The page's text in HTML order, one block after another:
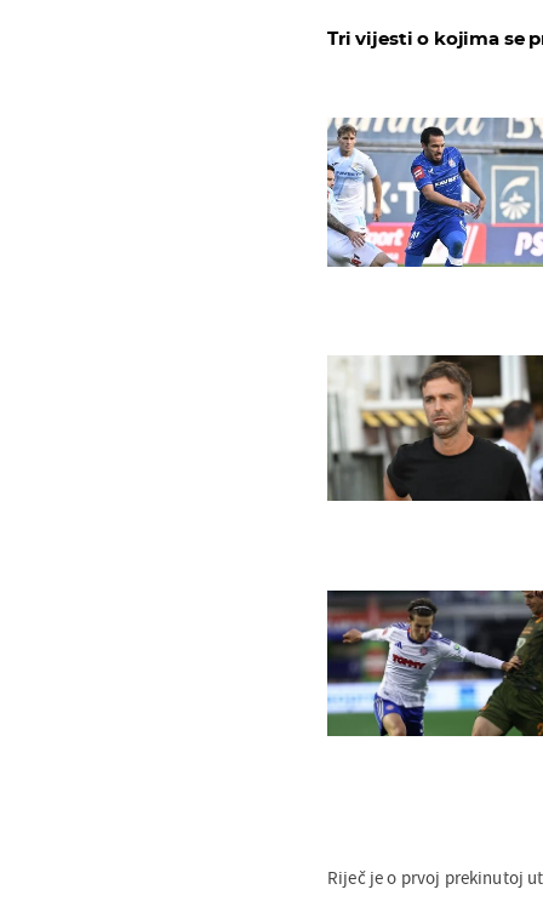
Tri vijesti o kojima se
Riječ je o prvoj prekinutoj